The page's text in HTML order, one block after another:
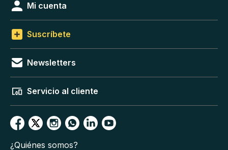
Mi cuenta
Suscríbete
Newsletters
Servicio al cliente
¿Quiénes somos?